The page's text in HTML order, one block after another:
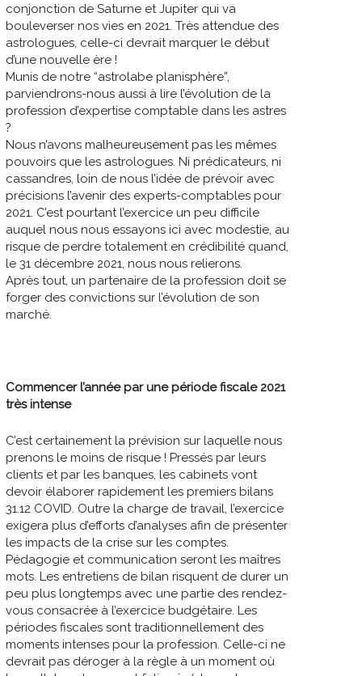
conjonction de Saturne et Jupiter qui va
bouleverser nos vies en 2021. Très attendue des
astrologues, celle-ci devrait marquer le début
d’une nouvelle ère !
Munis de notre “astrolabe planisphère”,
parviendrons-nous aussi à lire l’évolution de la
profession d’expertise comptable dans les astres
?
Nous n’avons malheureusement pas les mêmes
pouvoirs que les astrologues. Ni prédicateurs, ni
cassandres, loin de nous l’idée de prévoir avec
précisions l’avenir des experts-comptables pour
2021. C’est pourtant l’exercice un peu difficile
auquel nous nous essayons ici avec modestie, au
risque de perdre totalement en crédibilité quand,
le 31 décembre 2021, nous nous relierons.
Après tout, un partenaire de la profession doit se
forger des convictions sur l’évolution de son
marché.
Commencer l’année par une période fiscale 2021
très intense
C’est certainement la prévision sur laquelle nous
prenons le moins de risque ! Pressés par leurs
clients et par les banques, les cabinets vont
devoir élaborer rapidement les premiers bilans
31.12 COVID. Outre la charge de travail, l’exercice
exigera plus d’efforts d’analyses afin de présenter
les impacts de la crise sur les comptes.
Pédagogie et communication seront les maîtres
mots. Les entretiens de bilan risquent de durer un
peu plus longtemps avec une partie des rendez-
vous consacrée à l’exercice budgétaire. Les
périodes fiscales sont traditionnellement des
moments intenses pour la profession. Celle-ci ne
devrait pas déroger à la règle à un moment où